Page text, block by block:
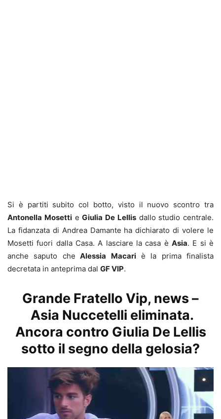
Si è partiti subito col botto, visto il nuovo scontro tra
Antonella MosettieGiulia De Lellisdallo studio centrale.
La fidanzata di Andrea Damante ha dichiarato di volere le
Mosetti fuori dalla Casa. A lasciare la casa è Asia. E si è
anche saputo che Alessia Macariè la prima finalista
decretata in anteprima dal GF VIP.
Grande Fratello Vip, news –
Asia Nuccetelli eliminata.
Ancora contro Giulia De Lellis
sotto il segno della gelosia?